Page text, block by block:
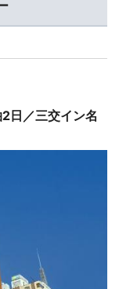
日／ベストウエ